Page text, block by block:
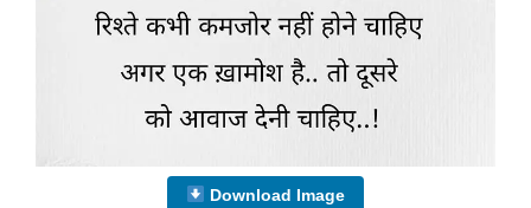
Download Image